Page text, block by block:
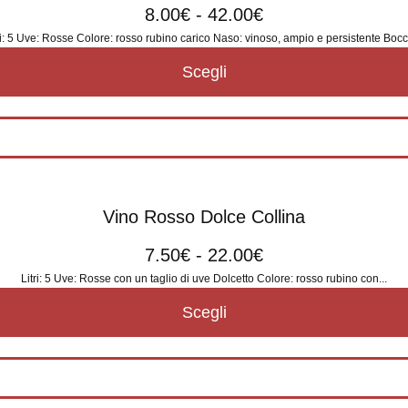
8.00€ - 42.00€
5 Uve: Rosse Colore: rosso rubino carico Naso: vinoso, ampio e persistente
Scegli
Vino Rosso Dolce Collina
7.50€ - 22.00€
Litri: 5 Uve: Rosse con un taglio di uve Dolcetto Colore: rosso rubino con...
Scegli